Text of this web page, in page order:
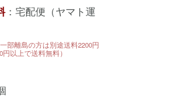
：宅配便（ヤマト運
部離島の方は別途送料2200円
円以上で送料無料）